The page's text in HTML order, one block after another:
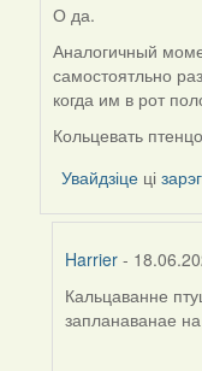
In
reply
to
by
О да.
Аналогичный
самостоятльно
когда им в рот
Кольцевать
Увайдзіце ці
Harrier-
In
reply
Кальцаванне
запланаванае